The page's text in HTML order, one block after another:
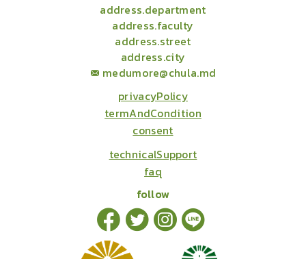
address.department
address.faculty
address.street
address.city
medumore@chula.md
privacyPolicy
termAndCondition
consent
technicalSupport
faq
follow